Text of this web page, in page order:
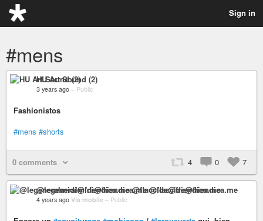
Sign in
#mens
HU Art Sound (2)
3 years ago – Public
Fashionistos
#mens #shorts
0 comments 4 0 7
@legeneralmidi@friendica.me @flaccide@friendica.me
4 years ago Via mobile – Public